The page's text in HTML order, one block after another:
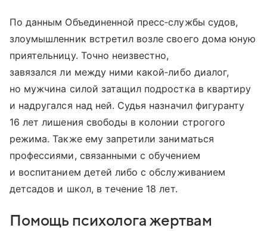
По данным Объединенной пресс‑службы судов,
злоумышленник встретил возле своего дома юную
приятельницу. Точно неизвестно,
завязался ли между ними какой‑либо диалог,
но мужчина силой затащил подростка в квартиру
и надругался над ней. Судья назначил фигуранту
16 лет лишения свободы в колонии строгого
режима. Также ему запретили заниматься
профессиями, связанными с обучением
и воспитанием детей либо с обслуживанием
детсадов и школ, в течение 18 лет.
Помощь психолога жертвам